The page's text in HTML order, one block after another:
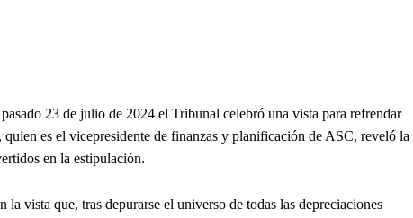
23 de julio de 2024 el Tribunal celebró una vista para refrendar
es el vicepresidente de finanzas y planificación de ASC, reveló la
en la estipulación.
vista que, tras depurarse el universo de todas las depreciaciones